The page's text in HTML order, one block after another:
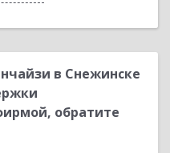
в Снежинске
обратите